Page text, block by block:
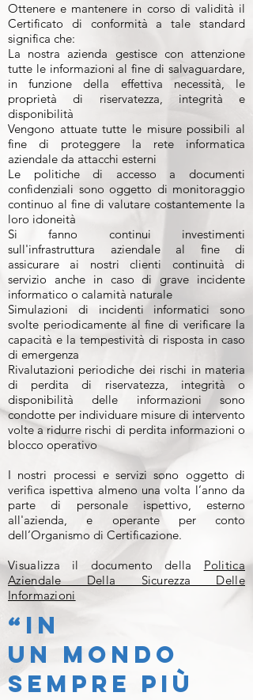
Ottenere e mantenere in corso di validità il
Certificato di conformità a tale standard
significa che:
La nostra azienda gestisce con attenzione
tutte le informazioni al fine di salvaguardare,
in funzione della effettiva necessità, le
proprietà di riservatezza, integrità e
disponibilità
Vengono attuate tutte le misure possibili al
fine di proteggere la rete informatica
aziendale da attacchi esterni
Le politiche di accesso a documenti
confidenziali sono oggetto di monitoraggio
continuo al fine di valutare costantemente la
loro idoneità
Si fanno continui investimenti
sull'infrastruttura aziendale al fine di
assicurare ai nostri clienti continuità di
servizio anche in caso di grave incidente
informatico o calamità naturale
Simulazioni di incidenti informatici sono
svolte periodicamente al fine di verificare la
capacità e la tempestività di risposta in caso
di emergenza
Rivalutazioni periodiche dei rischi in materia
di perdita di riservatezza, integrità o
disponibilità delle informazioni sono
condotte per individuare misure di intervento
volte a ridurre rischi di perdita informazioni o
blocco operativo
I nostri processi e servizi sono oggetto di
verifica ispettiva almeno una volta l’anno da
parte di personale ispettivo, esterno
all'azienda, e operante per conto
dell’Organismo di Certificazione.
Visualizza il documento della Politica
Aziendale Della Sicurezza Delle
Informazioni
“In
uN mondo
sempre più